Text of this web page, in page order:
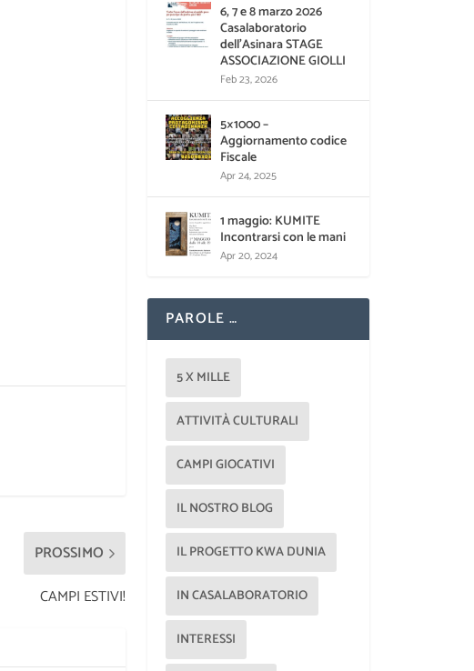
PROSSIMO
CAMPI ESTIVI!
6, 7 e 8 marzo 2026
Casalaboratorio
dell’Asinara STAGE
ASSOCIAZIONE GIOLLI
Feb 23, 2026
5×1000 –
Aggiornamento codice
Fiscale
Apr 24, 2025
1 maggio: KUMITE
Incontrarsi con le mani
Apr 20, 2024
PAROLE …
5 X MILLE
ATTIVITÀ CULTURALI
CAMPI GIOCATIVI
IL NOSTRO BLOG
IL PROGETTO KWA DUNIA
IN CASALABORATORIO
INTERESSI